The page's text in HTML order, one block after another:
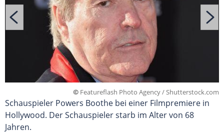
© Featureflash Photo Agency / Shutterstock.com
Schauspieler Powers Boothe bei einer Filmpremiere in
Hollywood. Der Schauspieler starb im Alter von 68
Jahren.